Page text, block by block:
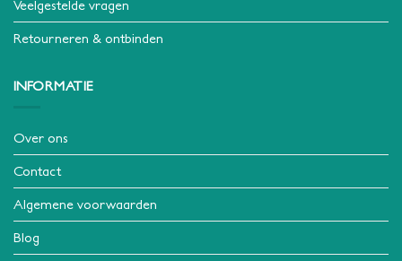
Veelgestelde vragen
Retourneren & ontbinden
INFORMATIE
Over ons
Contact
Algemene voorwaarden
Blog